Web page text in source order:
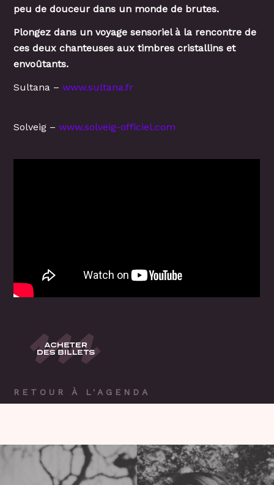
peu de douceur dans un monde de brutes.
Plongez dans un voyage sensoriel à la rencontre de
ces deux chanteuses aux timbres cristallins et
envoûtants.
Sultana –www.sultana.fr
Solveig –www.solveig-officiel.com
RETOUR À L'AGENDA